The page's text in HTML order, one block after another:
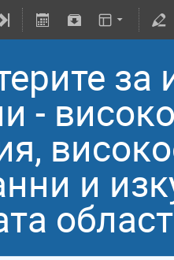
за
-
и